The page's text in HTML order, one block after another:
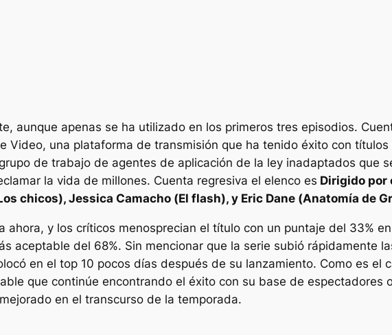
aunque apenas se ha utilizado en los primeros tres episodios.
Video, una plataforma de transmisión que ha tenido éxito con títulos
de trabajo de agentes de aplicación de la ley inadaptados que
la vida de millones. Cuenta regresiva el elenco es Dirigido por
chicos), Jessica Camacho (El flash), y Eric Dane (Anatomía de
ahora, y los críticos menosprecian el título con un puntaje del 33%
aceptable del 68%. Sin mencionar que la serie subió rápidamente
en el top 10 pocos días después de su lanzamiento. Como es el
que continúe encontrando el éxito con su base de espectadores
en el transcurso de la temporada.